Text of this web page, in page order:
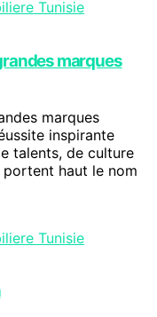
marques
marques
inspirante
talents, de culture
portent haut le nom